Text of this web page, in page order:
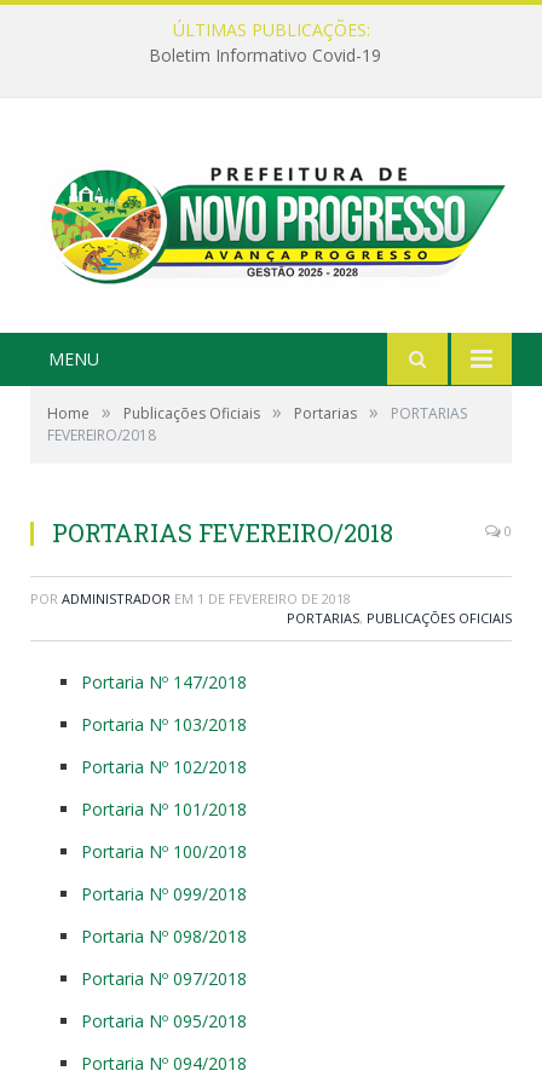
ÚLTIMAS PUBLICAÇÕES:
Boletim Informativo Covid-19
MENU
Home » Publicações Oficiais » Portarias »
PORTARIAS
FEVEREIRO/2018
PORTARIAS FEVEREIRO/2018 0
POR ADMINISTRADOR EM 1 DE FEVEREIRO DE 2018
PORTARIAS, PUBLICAÇÕES OFICIAIS
Portaria Nº 147/2018
Portaria Nº 103/2018
Portaria Nº 102/2018
Portaria Nº 101/2018
Portaria Nº 100/2018
Portaria Nº 099/2018
Portaria Nº 098/2018
Portaria Nº 097/2018
Portaria Nº 095/2018
Portaria Nº 094/2018